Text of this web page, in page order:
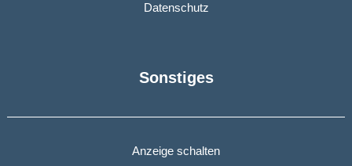
Datenschutz
Sonstiges
Anzeige schalten